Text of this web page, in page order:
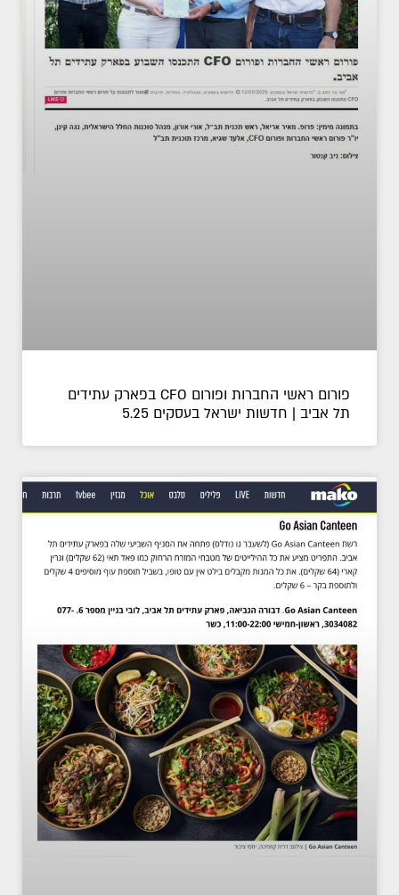
פורום ראשי החברות ופורום CFO בפארק עתידים
תל אביב | חדשות ישראל בעסקים 5.25